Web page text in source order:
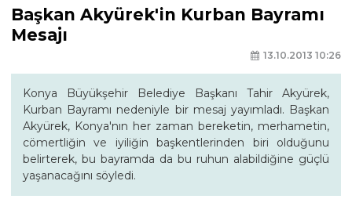
Başkan Akyürek'in Kurban Bayramı
Mesajı
13.10.2013 10:26
Konya Büyükşehir Belediye Başkanı Tahir Akyürek,
Kurban Bayramı nedeniyle bir mesaj yayımladı. Başkan
Akyürek, Konya'nın her zaman bereketin, merhametin,
cömertliğin ve iyiliğin başkentlerinden biri olduğunu
belirterek, bu bayramda da bu ruhun alabildiğine güçlü
yaşanacağını söyledi.